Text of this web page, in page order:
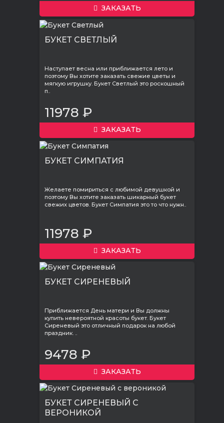
ЗАКАЗАТЬ
БУКЕТ СВЕТЛЫЙ
Наступает весна или приближается лето и
поэтому Вы хотите заказать свежие цветы и
мягкую игрушку. Букет Светлый это роскошный
п..
11978 ₽
ЗАКАЗАТЬ
БУКЕТ СИМПАТИЯ
Желаете помириться с любимой девушкой и
поэтому Вы хотите заказать шикарный букет
свежих цветов. Букет Симпатия это то что нужн..
11978 ₽
ЗАКАЗАТЬ
БУКЕТ СИРЕНЕВЫЙ
Приближается День матери и Вы должны
купить невероятной красоты букет. Букет
Сиреневый это отличный подарок на любой
праздник. ..
9478 ₽
ЗАКАЗАТЬ
БУКЕТ СИРЕНЕВЫЙ С
ВЕРОНИКОЙ